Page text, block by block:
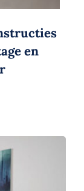
en